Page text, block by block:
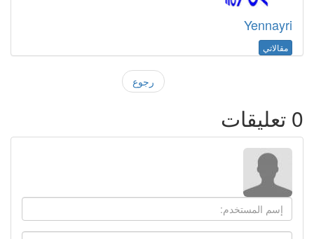
Yennayri
مقالاتي
رجوع
0تعليقات